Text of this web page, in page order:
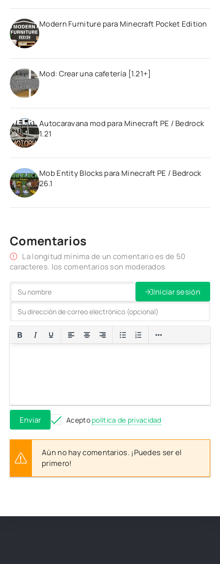
Modern Furniture para Minecraft Pocket Edition
Mod: Crear una cafetería [1.21+]
Autocaravana mod para Minecraft PE / Bedrock
1.21
Mob Entity Blocks para Minecraft PE / Bedrock
26.1
Comentarios
La longitud mínima de un comentario es de 50
caracteres. los comentarios son moderados
Iniciar sesión
Enviar Acepto política de privacidad
Aún no hay comentarios. ¡Puedes ser el
primero!